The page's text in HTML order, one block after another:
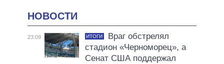
НОВОСТИ
23:09 ИТОГИ
Враг обстрелял
стадион «Черноморец», а
Сенат США поддержал